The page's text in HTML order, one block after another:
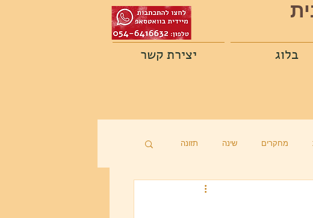
בלוג יצירת קשר
מחקרים שינה תזונה